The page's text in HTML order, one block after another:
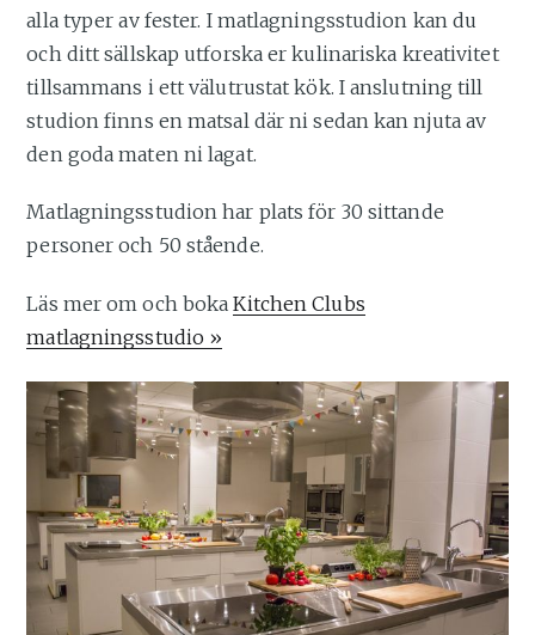
alla typer av fester. I matlagningsstudion kan du
och ditt sällskap utforska er kulinariska kreativitet
tillsammans i ett välutrustat kök. I anslutning till
studion finns en matsal där ni sedan kan njuta av
den goda maten ni lagat.
Matlagningsstudion har plats för 30 sittande
personer och 50 stående.
Läs mer om och bokaKitchen Clubs
matlagningsstudio »